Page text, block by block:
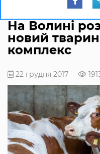
На Волині
новий
комплекс
22 грудня 2017